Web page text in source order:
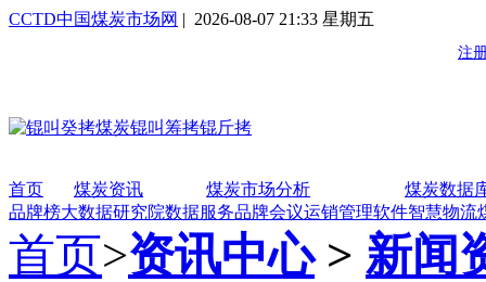
CCTD中国煤炭市场网 | 2026-08-07 21:33 星期五
首页 煤炭资讯 煤炭市场分析
煤炭数据
品牌榜大数据研究院数据服务品牌会议运销管理软件智慧物流
首页>资讯中心> 新闻